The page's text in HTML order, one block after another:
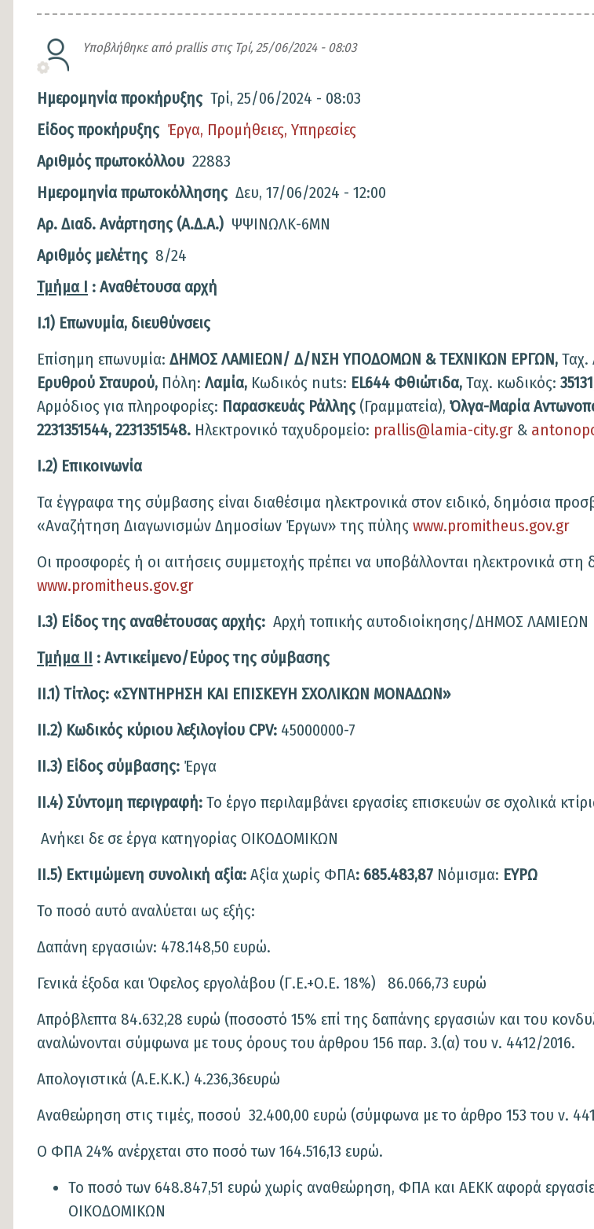
Υποβλήθηκε από prallisστις Τρί, 25/06/2024 - 08:03
Ημερομηνία προκήρυξης Τρί, 25/06/2024 - 08:03
Είδος προκήρυξης Έργα, Προμήθειες, Υπηρεσίες
Αριθμός πρωτοκόλλου 22883
Ημερομηνία πρωτοκόλλησης Δευ, 17/06/2024 - 12:00
Αρ. Διαδ. Ανάρτησης (Α.Δ.Α.) ΨΨΙΝΩΛΚ-6ΜΝ
Αριθμός μελέτης 8/24
Περιγραφή
Τμήμα I : Αναθέτουσα αρχή
I.1) Επωνυμία, διευθύνσεις
Επίσημη επωνυμία: ΔΗΜΟΣ ΛΑΜΙΕΩΝ/ Δ/ΝΣΗ ΥΠΟΔΟΜΩΝ & ΤΕΧΝΙΚΩΝ ΕΡΓΩΝ, Ταχ.
Ερυθρού Σταυρού, Πόλη: Λαμία, Κωδικός nuts: EL644 Φθιώτιδα, Ταχ. κωδικός: 35131
Αρμόδιος για πληροφορίες: Παρασκευάς Ράλλης (Γραμματεία), Όλγα-Μαρία
2231351544, 2231351548. Ηλεκτρονικό ταχυδρομείο: prallis@lamia-city.gr &
I.2) Επικοινωνία
Τα έγγραφα της σύμβασης είναι διαθέσιμα ηλεκτρονικά στον ειδικό, δημόσια
«Αναζήτηση Διαγωνισμών Δημοσίων Έργων» της πύλης www.promitheus.gov.gr
Οι προσφορές ή οι αιτήσεις συμμετοχής πρέπει να υποβάλλονται ηλεκτρονικά στη
www.promitheus.gov.gr
I.3) Είδος της αναθέτουσας αρχής: Αρχή τοπικής αυτοδιοίκησης/ΔΗΜΟΣ ΛΑΜΙΕΩΝ
Τμήμα IΙ : Αντικείμενο/Εύρος της σύμβασης
II.1) Τίτλος: «ΣΥΝΤΗΡΗΣΗ ΚΑΙ ΕΠΙΣΚΕΥΗ ΣΧΟΛΙΚΩΝ ΜΟΝΑΔΩΝ»
II.2) Κωδικός κύριου λεξιλογίου CPV: 45000000-7
II.3) Είδος σύμβασης: Έργα
II.4) Σύντομη περιγραφή: Το έργο περιλαμβάνει εργασίες επισκευών σε σχολικά
Ανήκει δε σε έργα κατηγορίας ΟΙΚΟΔΟΜΙΚΩΝ
II.5) Εκτιμώμενη συνολική αξία: Αξία χωρίς ΦΠΑ: 685.483,87 Νόμισμα: ΕΥΡΩ
Το ποσό αυτό αναλύεται ως εξής:
Δαπάνη εργασιών: 478.148,50 ευρώ.
Γενικά έξοδα και Όφελος εργολάβου (Γ.Ε.+Ο.Ε. 18%) 86.066,73 ευρώ
Απρόβλεπτα 84.632,28 ευρώ (ποσοστό 15% επί της δαπάνης εργασιών και του
αναλώνονται σύμφωνα με τους όρους του άρθρου 156 παρ. 3.(α) του ν. 4412/2016.
Απολογιστικά (Α.Ε.Κ.Κ.) 4.236,36ευρώ
Αναθεώρηση στις τιμές, ποσού 32.400,00 ευρώ (σύμφωνα με το άρθρο 153 του ν.
Ο ΦΠΑ 24% ανέρχεται στο ποσό των 164.516,13 ευρώ.
Το ποσό των 648.847,51 ευρώ χωρίς αναθεώρηση, ΦΠΑ και ΑΕΚΚ αφορά
ΟΙΚΟΔΟΜΙΚΩΝ